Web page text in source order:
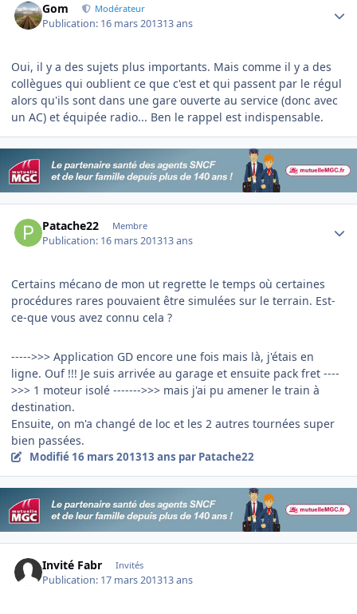
Gom Modérateur
Publication: 16 mars 201313 ans
Oui, il y a des sujets plus importants. Mais comme il y a des
collègues qui oublient ce que c'est et qui passent par le régul
alors qu'ils sont dans une gare ouverte au service (donc avec
un AC) et équipée radio... Ben le rappel est indispensable.
Patache22 Membre
Publication: 16 mars 201313 ans
Certains mécano de mon ut regrette le temps où certaines
procédures rares pouvaient être simulées sur le terrain. Est-
ce-que vous avez connu cela ?
----->>> Application GD encore une fois mais là, j'étais en
ligne. Ouf !!! Je suis arrivée au garage et ensuite pack fret ----
>>> 1 moteur isolé ------->>> mais j'ai pu amener le train à
destination.
Ensuite, on m'a changé de loc et les 2 autres tournées super
bien passées.
Modifié 16 mars 201313 ans par Patache22
Invité Fabr Invités
Publication: 17 mars 201313 ans